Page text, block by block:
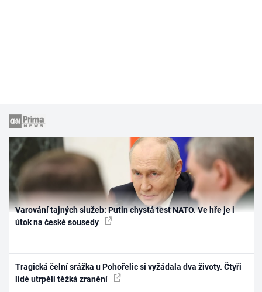
Varování tajných služeb: Putin chystá test NATO. Ve hře je i
útok na české sousedy
Tragická čelní srážka u Pohořelic si vyžádala dva životy. Čtyři
lidé utrpěli těžká zranění